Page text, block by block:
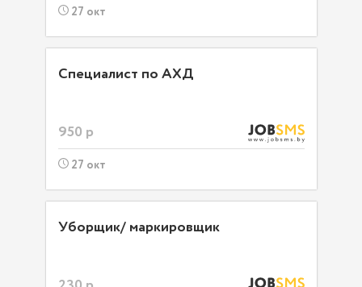
27 окт
Специалист по АХД
950 р
27 окт
Уборщик/ маркировщик